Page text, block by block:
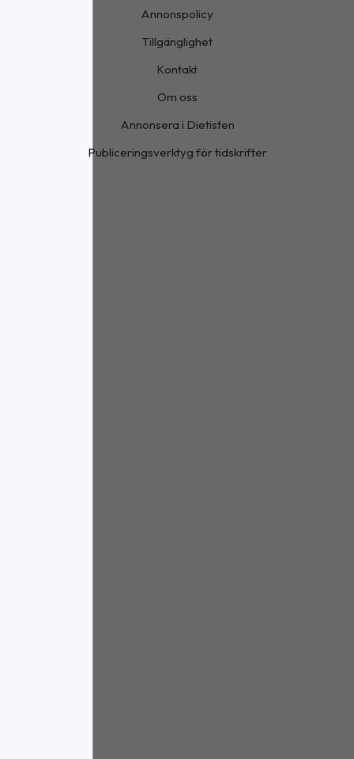
Annonspolicy
Tillgänglighet
Kontakt
Om oss
Annonsera i Dietisten
Publiceringsverktyg för tidskrifter